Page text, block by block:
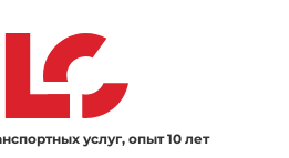
услуг, опыт 10 лет